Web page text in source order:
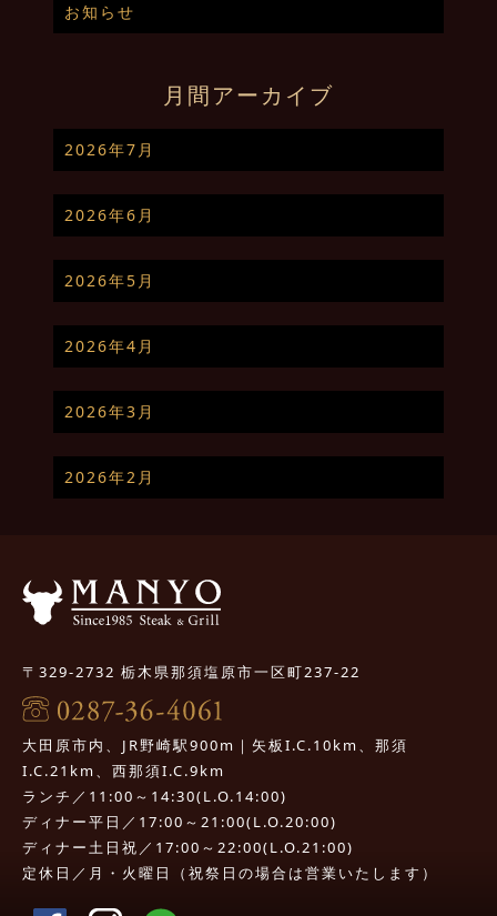
お知らせ
月間アーカイブ
2026年7月
2026年6月
2026年5月
2026年4月
2026年3月
2026年2月
〒329-2732 栃木県那須塩原市一区町237-22
大田原市内、JR野崎駅900m｜矢板I.C.10km、那須
I.C.21km、西那須I.C.9km
ランチ／11:00～14:30(L.O.14:00)
ディナー平日／17:00～21:00(L.O.20:00)
ディナー土日祝／17:00～22:00(L.O.21:00)
定休日／月・火曜日（祝祭日の場合は営業いたします）